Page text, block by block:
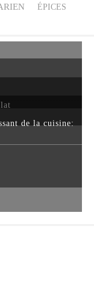
ÉPICES
de la cuisine: